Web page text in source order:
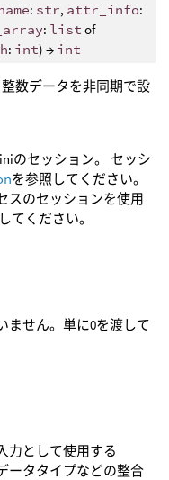
: str, attr_info:
: list of
: int) → int
数データを非同期で設
のセッション。 セッシ
を参照してください。
スのセッションを使用
てください。
ません。単に0を渡して
力として使用する
ータタイプなどの整合